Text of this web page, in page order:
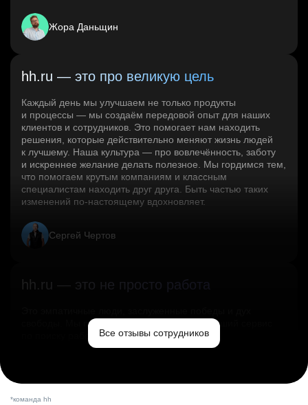
Жора Даньщин
hh.ru — это про великую цель
Каждый день мы улучшаем не только продукты
и процессы — мы создаём передовой опыт для наших
клиентов и сотрудников. Это помогает нам находить
решения, которые действительно меняют жизнь людей
к лучшему. Наша культура — про вовлечённость, заботу
и искреннее желание делать полезное. Мы гордимся тем,
что помогаем крутым компаниям и классным
специалистам находить друг друга. Быть частью таких
изменений по‑настоящему вдохновляет.
Сергей Чертов
hh.ru — это не просто работа
свободы. Мы помогаем миру и создаём лучший сервис
по поиску работы в стране.Все отзывы сотрудников
*команда hh